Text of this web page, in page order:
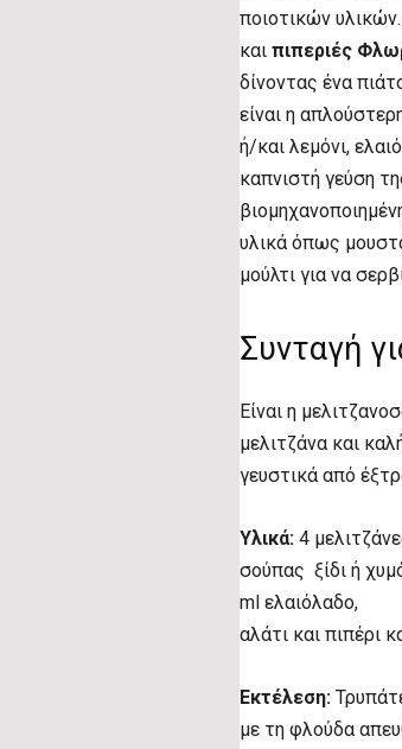
ποιοτικών
και πιπεριές
δίνοντας ένα
είναι η
ή/και λεμόνι,
καπνιστή γεύση
υλικά όπως
μούλτι για να
Συνταγή
Είναι η
μελιτζάνα και
γευστικά από
Υλικά: 4
σούπας ξίδι ή
ml ελαιόλαδο,
αλάτι και πιπέρι
Εκτέλεση:
με τη φλούδα